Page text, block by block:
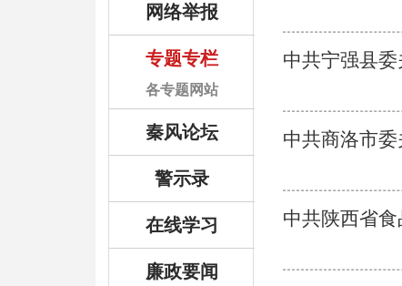
网络举报
专题专栏
各专题网站
秦风论坛
警示录
在线学习
廉政要闻
中共宁强县
中共商洛市
中共陕西省